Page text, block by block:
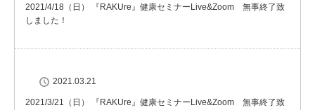
2021/4/18（日） 『RAKUre』健康セミナーLive&Zoom 無事終了致
しました！
2021.03.21
2021/3/21（日） 『RAKUre』健康セミナーLive&Zoom 無事終了致